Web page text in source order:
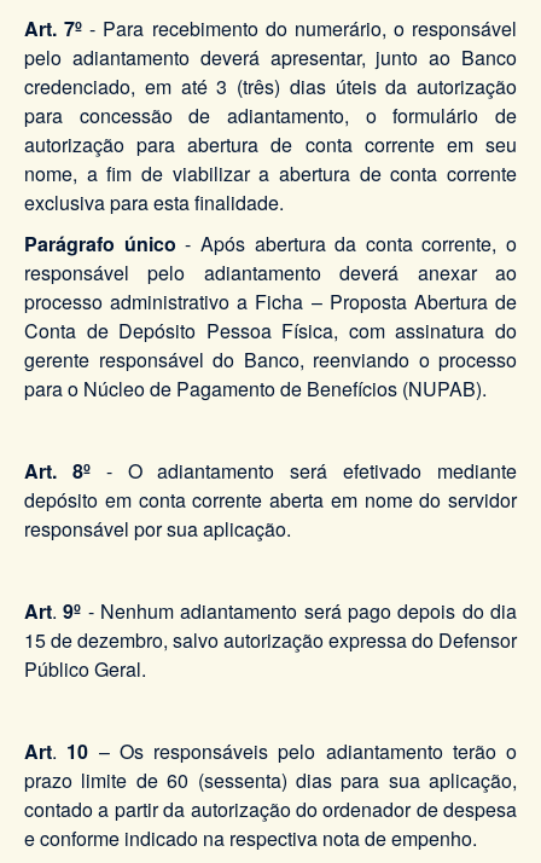
Art. 7º- Para recebimento do numerário, o responsável
pelo adiantamento deverá apresentar, junto ao Banco
credenciado, em até 3 (três) dias úteis da autorização
para concessão de adiantamento, o formulário de
autorização para abertura de conta corrente em seu
nome, a fim de viabilizar a abertura de conta corrente
exclusiva para esta finalidade.
Parágrafo único - Após abertura da conta corrente, o
responsável pelo adiantamento deverá anexar ao
processo administrativo a Ficha – Proposta Abertura de
Conta de Depósito Pessoa Física, com assinatura do
gerente responsável do Banco, reenviando o processo
para o Núcleo de Pagamento de Benefícios (NUPAB).
Art. 8º - O adiantamento será efetivado mediante
depósito em conta corrente aberta em nome do servidor
responsável por sua aplicação.
Art.9º - Nenhum adiantamento será pago depois do dia
15 de dezembro, salvo autorização expressa do Defensor
Público Geral.
Art. 10 – Os responsáveis pelo adiantamento terão o
prazo limite de 60 (sessenta) dias para sua aplicação,
contado a partir da autorização do ordenador de despesa
e conforme indicado na respectiva nota de empenho.